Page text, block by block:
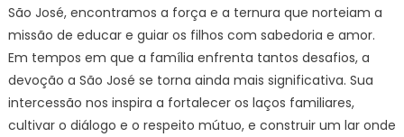
São José, encontramos a força e a ternura que norteiam a
missão de educar e guiar os filhos com sabedoria e amor.
Em tempos em que a família enfrenta tantos desafios, a
devoção a São José se torna ainda mais significativa. Sua
intercessão nos inspira a fortalecer os laços familiares,
cultivar o diálogo e o respeito mútuo, e construir um lar onde